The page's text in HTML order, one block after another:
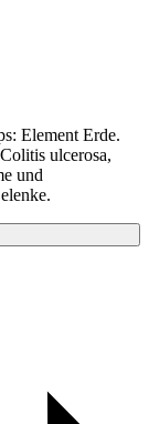
Element Erde.
ulcerosa,
und